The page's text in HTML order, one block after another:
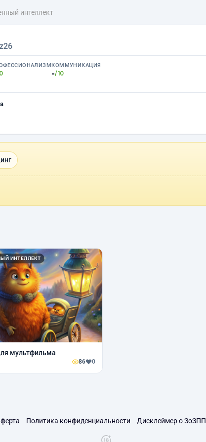
интеллект
КОММУНИКАЦИЯ
-/10
ИНТЕЛЛЕКТ
мультфильма
86 0
Политика конфиденциальности Дисклеймер о ЗоЗПП